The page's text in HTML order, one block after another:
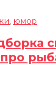
, юмор